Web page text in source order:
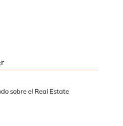
sobre el Real Estate